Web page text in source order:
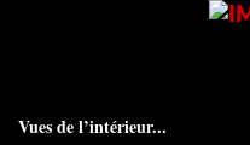
Vues de l’intérieur...